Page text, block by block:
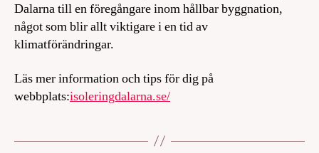
Dalarna till en föregångare inom hållbar byggnation,
något som blir allt viktigare i en tid av
klimatförändringar.
Läs mer information och tips för dig på
webbplats:isoleringdalarna.se/